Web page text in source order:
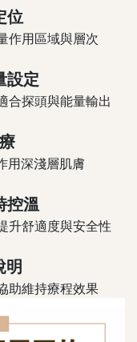
位
作用區域與層次
設定
合探頭與能量輸出
用深淺層肌膚
控溫
升舒適度與安全性
明
助維持療程效果